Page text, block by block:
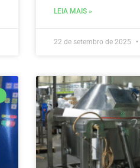
LEIA MAIS »
22 de setembro de 2025